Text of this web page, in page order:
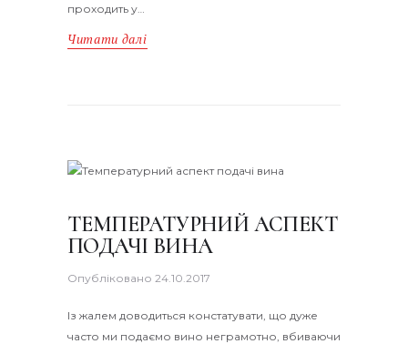
проходить у…
Читати далі
ТЕМПЕРАТУРНИЙ АСПЕКТ
ПОДАЧІ ВИНА
Опубліковано 24.10.2017
Із жалем доводиться констатувати, що дуже
часто ми подаємо вино неграмотно, вбиваючи